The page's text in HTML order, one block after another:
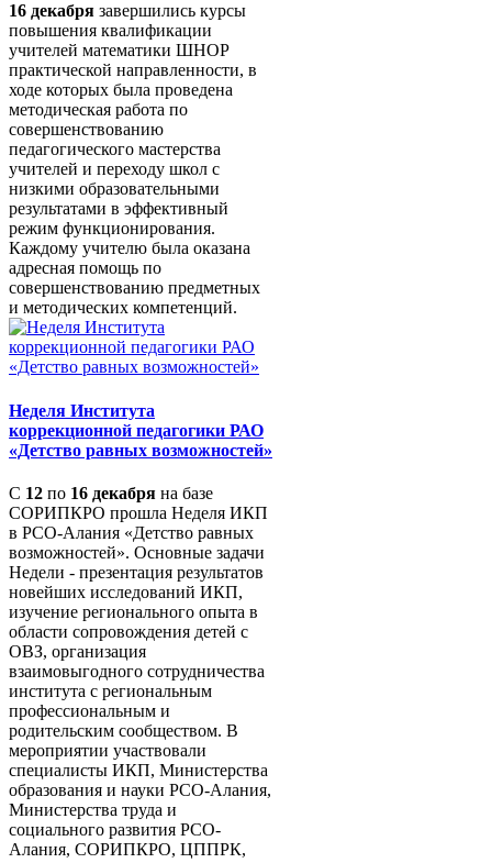
16 декабря завершились курсы
повышения квалификации
учителей математики ШНОР
практической направленности, в
ходе которых была проведена
методическая работа по
совершенствованию
педагогического мастерства
учителей и переходу школ с
низкими образовательными
результатами в эффективный
режим функционирования.
Каждому учителю была оказана
адресная помощь по
совершенствованию предметных
и методических компетенций.
Неделя Института
коррекционной педагогики РАО
«Детство равных возможностей»
С 12 по 16 декабря на базе
СОРИПКРО прошла Неделя ИКП
в РСО-Алания «Детство равных
возможностей». Основные задачи
Недели - презентация результатов
новейших исследований ИКП,
изучение регионального опыта в
области сопровождения детей с
ОВЗ, организация
взаимовыгодного сотрудничества
института с региональным
профессиональным и
родительским сообществом. В
мероприятии участвовали
специалисты ИКП, Министерства
образования и науки РСО-Алания,
Министерства труда и
социального развития РСО-
Алания, СОРИПКРО, ЦППРК,